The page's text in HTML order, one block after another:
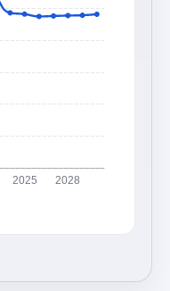
2025 2028